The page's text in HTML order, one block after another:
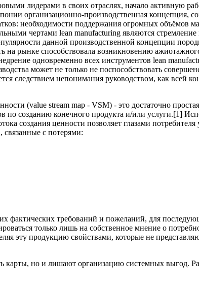
лидерами в своих отраслях, начало активную
организационно-производственная концепция,
необходимости поддержания огромных объёмов
чертами lean manufacturing являются
данной производственной концепции
на рынке способствовала возникновению
одновременно всех инструментов lean
может не только не поспособствовать
следствием непонимания руководством, как всей
(value stream map - VSM) - это достаточно
созданию конечного продукта и/или услуги.[1]
ценности позволяет глазами потребителя
связанные с потерями:
фактических требований и пожеланий, для
только лишь на собственное мнение о
эту продукцию свойствами, которые не
карты, но и лишают организацию системных выгод.